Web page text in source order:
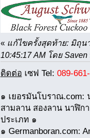
« แก้ไขครั้งสุดท้าย: มิถุน
10:45:17 AM โดย Saven
ติดต่อ เซฟ Tel: 089-
๑ เยอรมันโบราณ.com:
สามลาน สองลาน นาฬิก
ประเภท ๑
๑ Germanboran.com: